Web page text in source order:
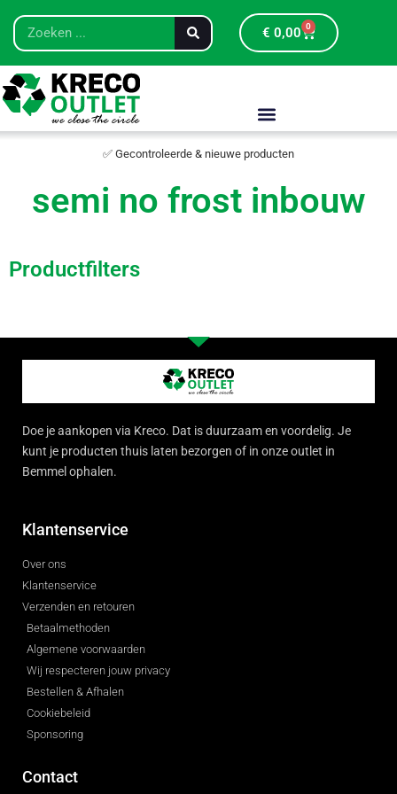
€ 0,00 0
✅ Gecontroleerde & nieuwe producten
semi no frost inbouw
Productfilters
Doe je aankopen via Kreco. Dat is duurzaam en voordelig. Je
kunt je producten thuis laten bezorgen of in onze outlet in
Bemmel ophalen.
Klantenservice
Over ons
Klantenservice
Verzenden en retouren
Betaalmethoden
Algemene voorwaarden
Wij respecteren jouw privacy
Bestellen & Afhalen
Cookiebeleid
Sponsoring
Contact